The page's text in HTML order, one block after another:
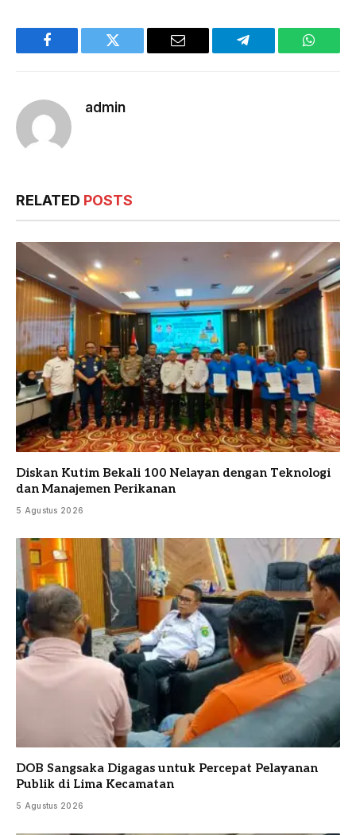
Facebook Twitter Email Telegram
admin
RELATED POSTS
Diskan Kutim Bekali 100 Nelayan dengan Teknologi
dan Manajemen Perikanan
5 Agustus 2026
DOB Sangsaka Digagas untuk Percepat Pelayanan
Publik di Lima Kecamatan
5 Agustus 2026